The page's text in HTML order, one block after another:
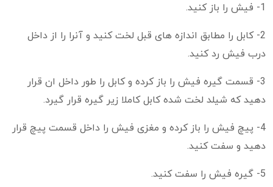
1- فیش را باز کنید.
2- کابل را مطابق اندازه های قبل لخت کنید و آنرا را از داخل
درب فیش رد کنید.
3- قسمت گیره فیش را باز کرده و کابل را طور داخل ان قرار
دهید که شیلد لخت شده کابل کاملا زیر گیره قرار گیرد.
4- پیچ فیش را باز کرده و مغزی فیش را داخل قسمت پیچ قرار
دهید و سفت کنید.
5- گیره فیش را سفت کنید.